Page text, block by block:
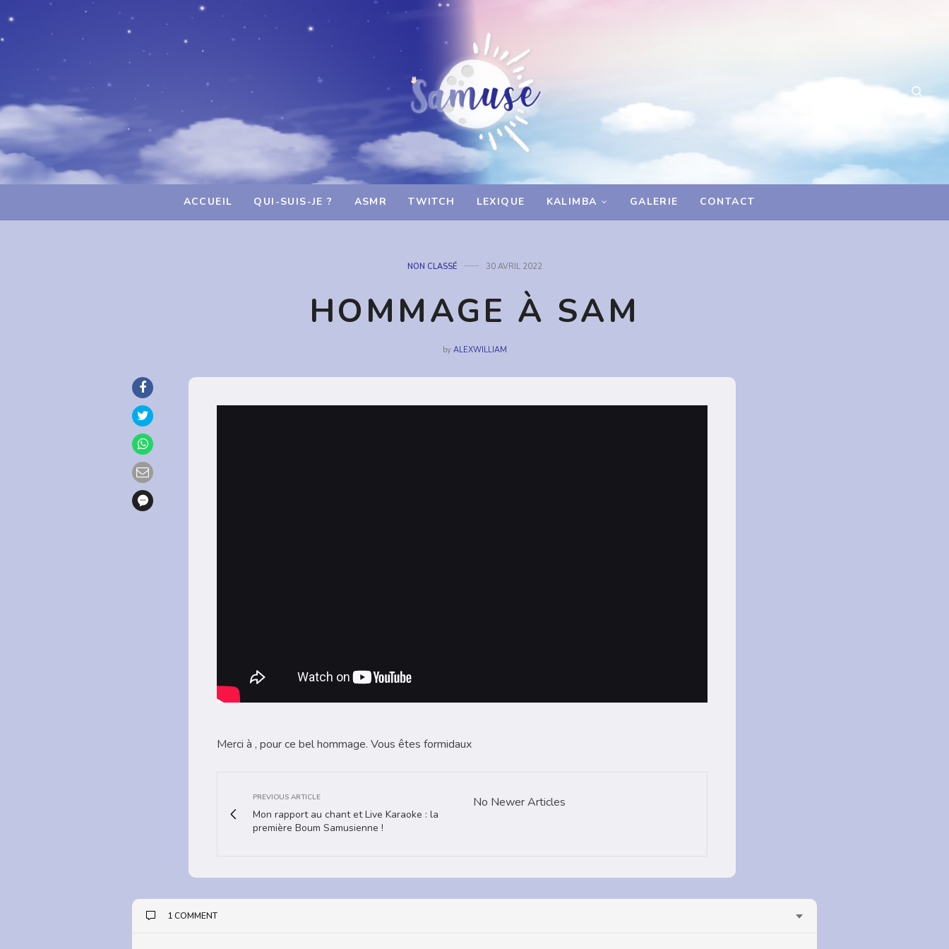
ACCUEIL QUI-SUIS-JE ? ASMR TWITCH LEXIQUE KALIMBA GALERIE CONTACT
NON CLASSÉ 30 AVRIL 2022
HOMMAGE À SAM
by ALEXWILLIAM
Merci à , pour ce bel hommage. Vous êtes formidaux
PREVIOUS ARTICLE
Mon rapport au chant et Live Karaoke : la
première Boum Samusienne !
No Newer Articles
1 COMMENT